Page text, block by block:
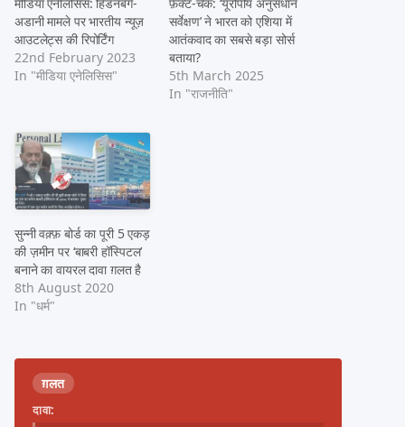
अडानी मामले पर भारतीय न्यूज़
आउटलेट्स की रिपोर्टिंग
22nd February 2023
In "मीडिया एनेलिसिस"
सर्वेक्षण’ ने भारत को एशिया में
आतंकवाद का सबसे बड़ा सोर्स
बताया?
5th March 2025
In "राजनीति"
सुन्नी वक़्फ़ बोर्ड का पूरी 5 एकड़
की ज़मीन पर ‘बाबरी हॉस्पिटल’
बनाने का वायरल दावा ग़लत है
8th August 2020
In "धर्म"
ग़लत
दावा: